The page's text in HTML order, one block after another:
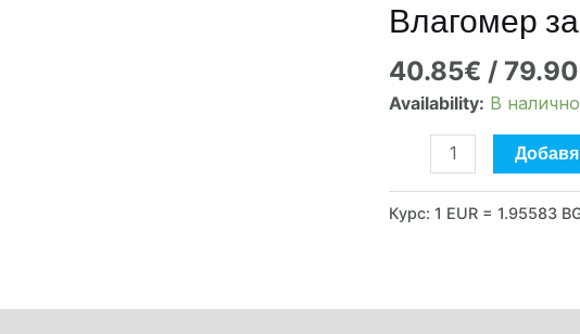
Влагомер
40.85€ /
Availability: В
за
Benetech
GM650
Курс: 1 EUR = 1.95583